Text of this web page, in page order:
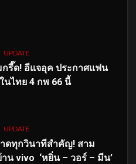
UPDATE
กรี๊ด! อีแจอุค ประกาศแฟน
นไทย 4 กพ 66 นี้
UPDATE
ดทุกวินาทีสำคัญ! สาม
น vivo ‘หยิ่น – วอร์ – มีน’